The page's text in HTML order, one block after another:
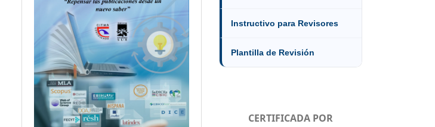
Instructivo para Revisores
Plantilla de Revisión
CERTIFICADA POR